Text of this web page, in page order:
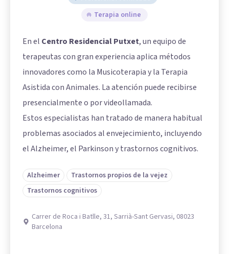
Terapia online
En el Centro Residencial Putxet, un equipo de
terapeutas con gran experiencia aplica métodos
innovadores como la Musicoterapia y la Terapia
Asistida con Animales. La atención puede recibirse
presencialmente o por videollamada.
Estos especialistas han tratado de manera habitual
problemas asociados al envejecimiento, incluyendo
el Alzheimer, el Parkinson y trastornos cognitivos.
Alzheimer
Trastornos propios de la vejez
Trastornos cognitivos
Carrer de Roca i Batlle, 31, Sarrià-Sant Gervasi, 08023
Barcelona